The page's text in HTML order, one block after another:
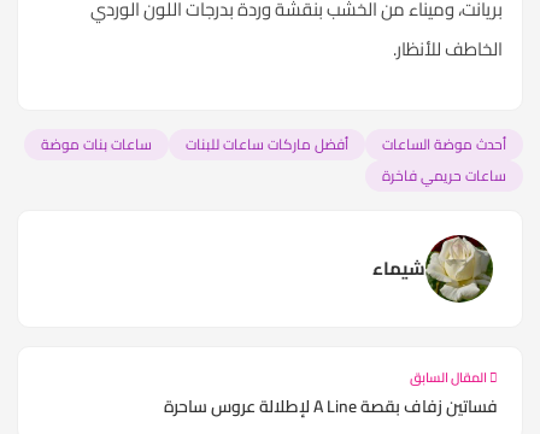
بريانت، وميناء من الخشب بنقشة وردة بدرجات اللون الوردي
الخاطف للأنظار.
أحدث موضة الساعات أفضل ماركات ساعات للبنات
ساعات بنات موضة
ساعات حريمي فاخرة
شيماء
المقال السابق
فساتين زفاف بقصة A Line لإطلالة عروس ساحرة